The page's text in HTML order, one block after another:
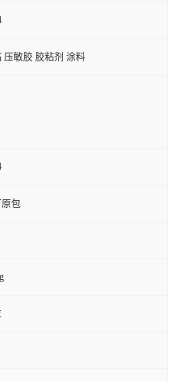
压敏胶 胶粘剂 涂料
包